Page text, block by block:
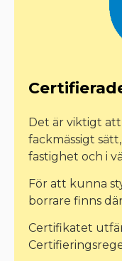
Det är viktigt
fackmässigt
fastighet och i
För att kunna
borrare finns
Certifikatet